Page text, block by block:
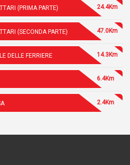
(PRIMA PARTE) 24.4Km
(SECONDA PARTE) 47.0Km
DELLE FERRIERE 14.3Km
6.4Km
2.4Km